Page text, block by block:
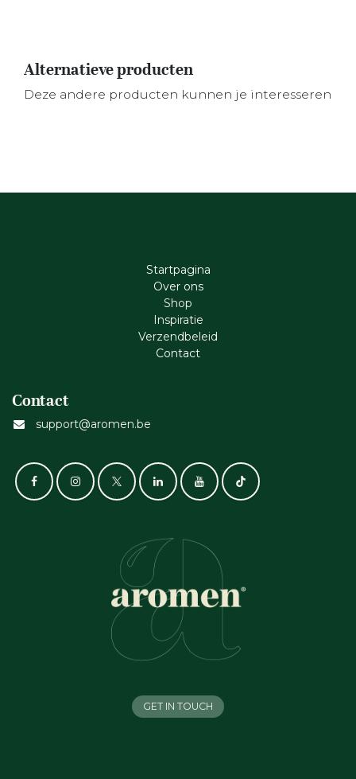
Alternatieve producten
Deze andere producten kunnen je interesseren
Startpagina
Ove​r​ ons
Shop
Inspiratie
Verzendbeleid
Cont​act
Contact
support@aromen.be
GET IN TOUCH